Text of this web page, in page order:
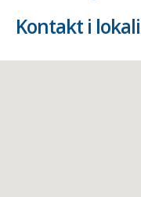
Kontakt i